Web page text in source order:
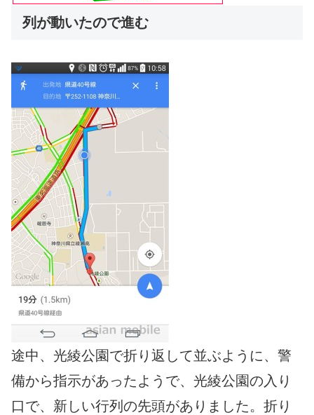
列が動いたので進む
途中、光綾公園で折り返して並ぶように、警
備から指示があったようで、光綾公園の入り
口で、新しい行列の先頭がありました。折り